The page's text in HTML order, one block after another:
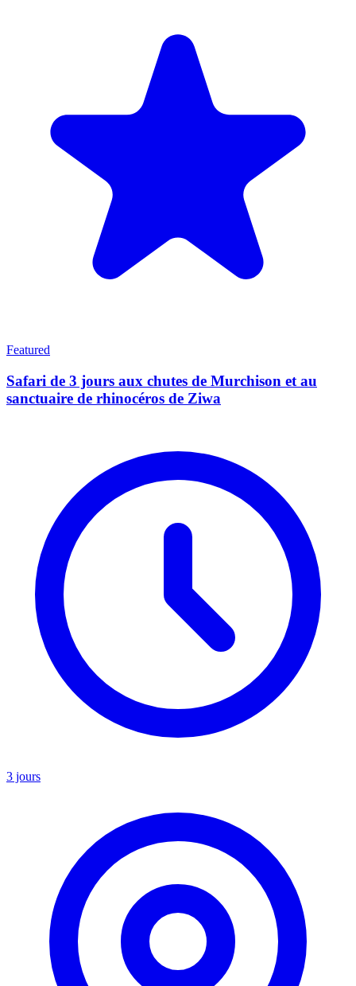
Featured
Safari de 3 jours aux chutes de Murchison et au
sanctuaire de rhinocéros de Ziwa
3 jours